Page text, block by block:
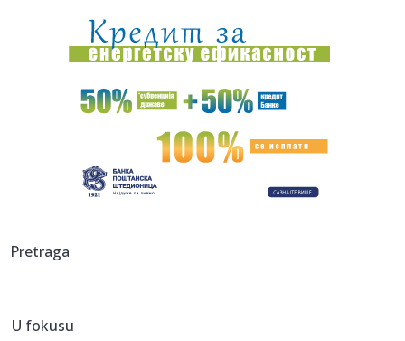
15:55:Letujete u Crnoj Gori? Planina Bjelasica je idealna usputna
stani...
15:54:Ratkov melje! Srbin je najbolji strelac Lacija (VIDEO)
Državljaninu Srbije određen pritvor u Hrvatskoj zbog
15:52:Sutra počinje Guča! Varošica već u ludilu: Grme trube, lomi
Partizana ...
15:45:
Pretraga
U fokusu